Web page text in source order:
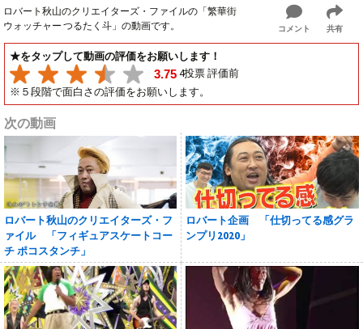
ロバート秋山のクリエイターズ・ファイルの「繁華街
ウォッチャー つるたく斗」の動画です。
コメント 共有
★をタップして動画の評価をお願いします！
3.754投票 評価前
※５段階で面白さの評価をお願いします。
次の動画
ロバート秋山のクリエイターズ・フ
ァイル 「フィギュアスケートコー
チ ポコスタンチ」
ロバート企画 「仕切ってる感グラ
ンプリ2020」